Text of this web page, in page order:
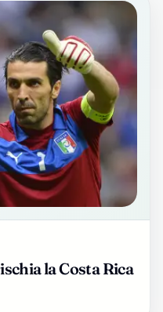
la Costa Rica